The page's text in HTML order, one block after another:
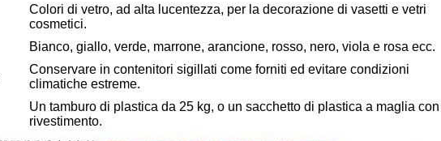
Colori di vetro, ad alta lucentezza, per la decorazione di vasetti e vetri
cosmetici.
Bianco, giallo, verde, marrone, arancione, rosso, nero, viola e rosa ecc.
Conservare in contenitori sigillati come forniti ed evitare condizioni
climatiche estreme.
Un tamburo di plastica da 25 kg, o un sacchetto di plastica a maglia con
rivestimento.